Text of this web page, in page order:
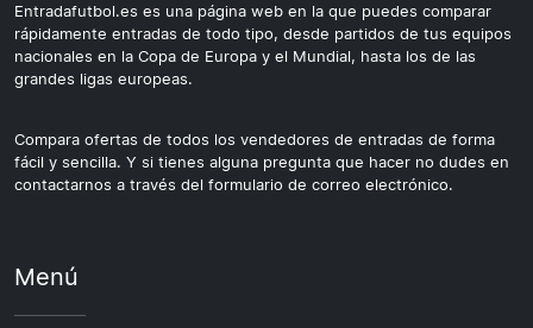
Entradafutbol.es es una página web en la que puedes comparar
rápidamente entradas de todo tipo, desde partidos de tus equipos
nacionales en la Copa de Europa y el Mundial, hasta los de las
grandes ligas europeas.
Compara ofertas de todos los vendedores de entradas de forma
fácil y sencilla. Y si tienes alguna pregunta que hacer no dudes en
contactarnos a través del formulario de correo electrónico.
Menú